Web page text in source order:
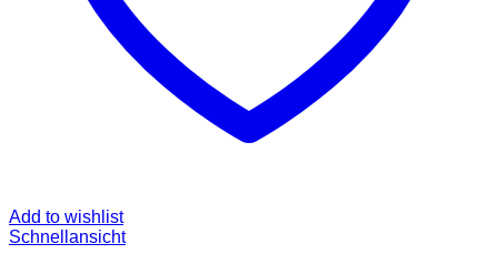
Add to wishlist
Schnellansicht